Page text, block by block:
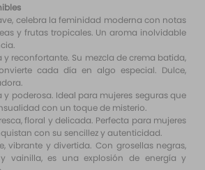
celebra la feminidad moderna con notas
y frutas tropicales. Un aroma inolvidable
y reconfortante. Su mezcla de crema batida,
cada día en algo especial. Dulce,
y poderosa. Ideal para mujeres seguras que
con un toque de misterio.
floral y delicada. Perfecta para mujeres
con su sencillez y autenticidad.
vibrante y divertida. Con grosellas negras,
vainilla, es una explosión de energía y